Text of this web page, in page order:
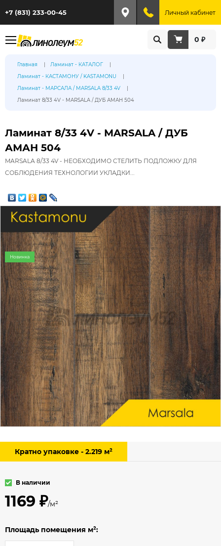
+7 (831) 233-00-45 Личный кабинет
0 ₽
Главная
Ламинат - КАТАЛОГ
Ламинат - КАСТАМОНУ / KASTAMONU
Ламинат - МАРСАЛА / MARSALA 8/33 4V
Ламинат 8/33 4V - MARSALA / ДУБ АМАН 504
Ламинат 8/33 4V - MARSALA / ДУБ
АМАН 504
MARSALA 8/33 4V - НЕОБХОДИМО СТЕЛИТЬ ПОДЛОЖКУ ДЛЯ
СОБЛЮДЕНИЯ ТЕХНОЛОГИИ УКЛАДКИ...
Новинка
Кратно упаковке - 2.219 м²
В наличии
1169 ₽/м²
Площадь помещения м²: